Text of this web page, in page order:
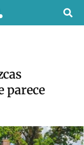
parece